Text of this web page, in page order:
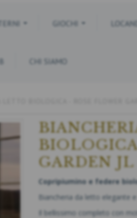
GIOCHI
CHI SIAMO
GARDEN
Copripiumino e federe
Biancheria da letto elegante
Il bellissimo completo con